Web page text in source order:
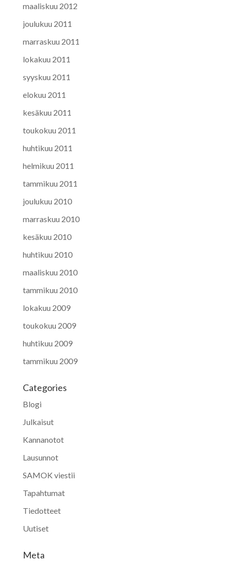
maaliskuu 2012
joulukuu 2011
marraskuu 2011
lokakuu 2011
syyskuu 2011
elokuu 2011
kesäkuu 2011
toukokuu 2011
huhtikuu 2011
helmikuu 2011
tammikuu 2011
joulukuu 2010
marraskuu 2010
kesäkuu 2010
huhtikuu 2010
maaliskuu 2010
tammikuu 2010
lokakuu 2009
toukokuu 2009
huhtikuu 2009
tammikuu 2009
Categories
Blogi
Julkaisut
Kannanotot
Lausunnot
SAMOK viestii
Tapahtumat
Tiedotteet
Uutiset
Meta